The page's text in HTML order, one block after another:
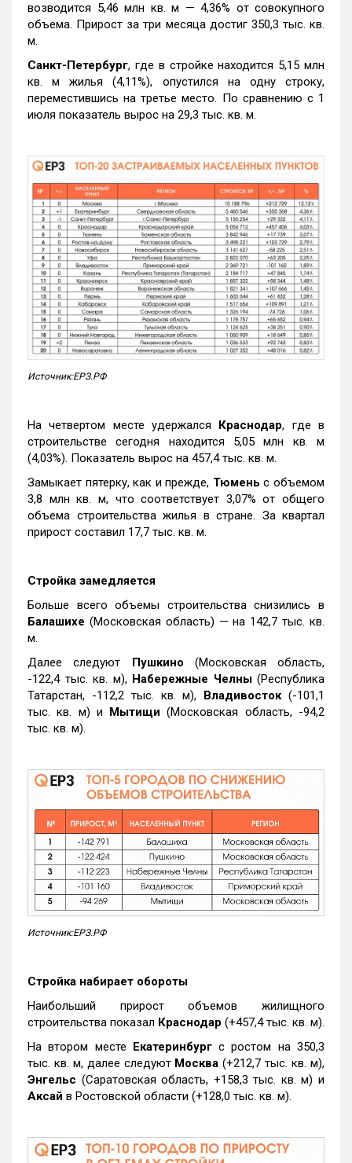
возводится 5,46 млн кв. м — 4,36% от совокупного
объема. Прирост за три месяца достиг 350,3 тыс. кв.
м.
Санкт-Петербург, где в стройке находится 5,15 млн
кв. м жилья (4,11%), опустился на одну строку,
переместившись на третье место. По сравнению с 1
июля показатель вырос на 29,3 тыс. кв. м.
Источник:ЕРЗ.РФ
На четвертом месте удержался Краснодар, где в
строительстве сегодня находится 5,05 млн кв. м
(4,03%). Показатель вырос на 457,4 тыс. кв. м.
Замыкает пятерку, как и прежде, Тюмень с объемом
3,8 млн кв. м, что соответствует 3,07% от общего
объема строительства жилья в стране. За квартал
прирост составил 17,7 тыс. кв. м.
Стройка замедляется
Больше всего объемы строительства снизились в
Балашихе (Московская область) — на 142,7 тыс. кв.
м.
Далее следуют Пушкино (Московская область,
-122,4 тыс. кв. м), Набережные Челны(Республика
Татарстан, -112,2 тыс. кв. м), Владивосток(-101,1
тыс. кв. м) и Мытищи (Московская область, -94,2
тыс. кв. м).
Источник:ЕРЗ.РФ
Стройка набирает обороты
Наибольший прирост объемов жилищного
строительства показал Краснодар (+457,4 тыс. кв. м).
На втором месте Екатеринбургс ростом на 350,3
тыс. кв. м, далее следуют Москва (+212,7 тыс. кв. м),
Энгельс (Саратовская область, +158,3 тыс. кв. м) и
Аксай в Ростовской области (+128,0 тыс. кв. м).